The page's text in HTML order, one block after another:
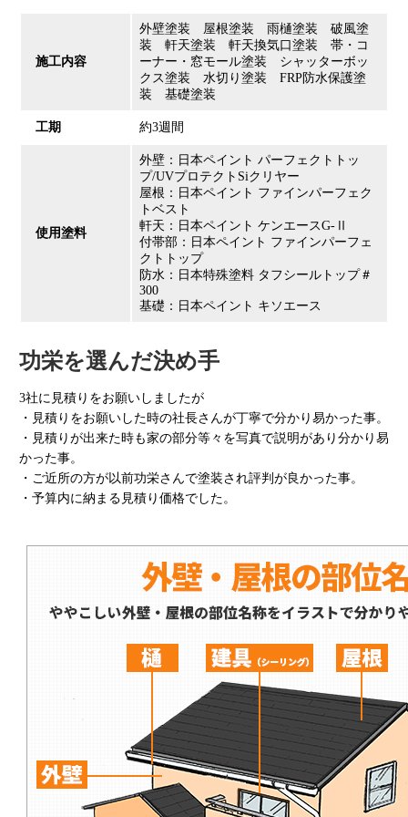
施工内容
外壁塗装 屋根塗装 雨樋塗装 破風塗
装 軒天塗装 軒天換気口塗装 帯・コ
ーナー・窓モール塗装 シャッターボッ
クス塗装 水切り塗装 FRP防水保護塗
装 基礎塗装
工期 約3週間
使用塗料
外壁：日本ペイント パーフェクトトッ
プ/UVプロテクトSiクリヤー
屋根：日本ペイント ファインパーフェク
トベスト
軒天：日本ペイント ケンエースG-Ⅱ
付帯部：日本ペイント ファインパーフェ
クトトップ
防水：日本特殊塗料 タフシールトップ＃
300
基礎：日本ペイント キソエース
功栄を選んだ決め手
3社に見積りをお願いしましたが
・見積りをお願いした時の社長さんが丁寧で分かり易かった事。
・見積りが出来た時も家の部分等々を写真で説明があり分かり易
かった事。
・ご近所の方が以前功栄さんで塗装され評判が良かった事。
・予算内に納まる見積り価格でした。